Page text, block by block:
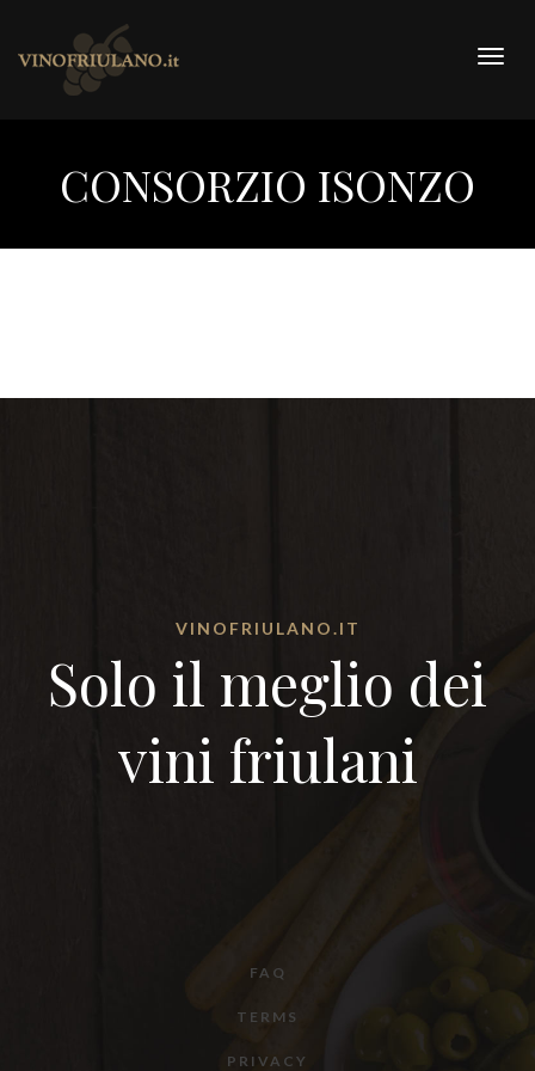
CONSORZIO ISONZO
VINOFRIULANO.IT
Solo il meglio dei
vini friulani
FAQ
TERMS
PRIVACY